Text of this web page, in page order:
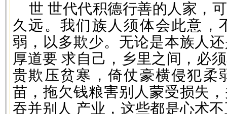
世 世代代积德行善的人家，
久远。我们族人须体会此意，
弱，以多欺少。无论是本族人
厚道要 求自己，乡里之间，必
贵欺压贫寒，倚仗豪横侵犯柔
苗，拖欠钱粮害别人蒙受损失
吞并别人 产业，这些都是心术